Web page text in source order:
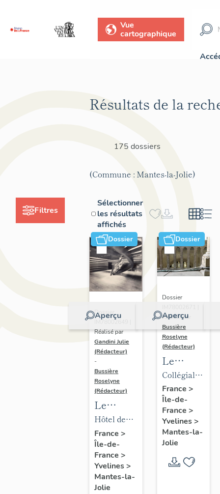
Vue
cartographique
Filtres
Résultats de la
175 dossiers
(Commune : Mantes-la-Jolie)
Sélectionner
les résultats
affichés
Dossier
Aperçu
Dossier
IM78002649 |
Réalisé par
Gandini Julie
(Rédacteur)
-
Bussière
Roselyne
(Rédacteur)
Le
mobilier
de l'hôtel
de ville
Hôtel de
ville
France >
Île-de-
France >
Yvelines>
Mantes-la-
Jolie
Dossier
Aperçu
Dossier
Réalisé par
Bussière
Roselyne
(Rédacteur)
Le
mobilier
de la
collégiale
Collégiale
Notre-
Dame
France >
Île-de-
France >
Yvelines>
Mantes-la-
Jolie